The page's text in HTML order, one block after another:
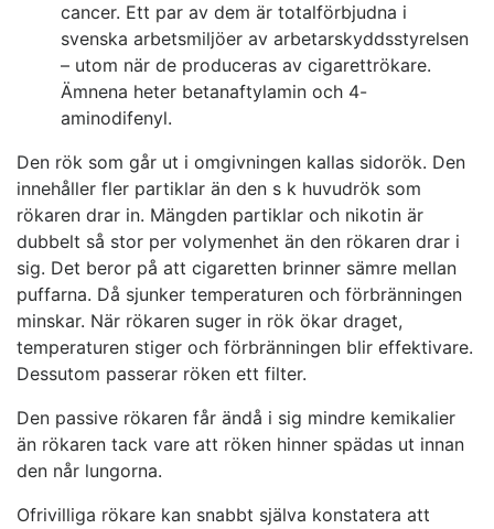
cancer. Ett par av dem är totalförbjudna i
svenska arbetsmiljöer av arbetarskyddsstyrelsen
– utom när de produceras av cigarettrökare.
Ämnena heter betanaftylamin och 4-
aminodifenyl.
Den rök som går ut i omgivningen kallas sidorök. Den
innehåller fler partiklar än den s k huvudrök som
rökaren drar in. Mängden partiklar och nikotin är
dubbelt så stor per volymenhet än den rökaren drar i
sig. Det beror på att cigaretten brinner sämre mellan
puffarna. Då sjunker temperaturen och förbränningen
minskar. När rökaren suger in rök ökar draget,
temperaturen stiger och förbränningen blir effektivare.
Dessutom passerar röken ett filter.
Den passive rökaren får ändå i sig mindre kemikalier
än rökaren tack vare att röken hinner spädas ut innan
den når lungorna.
Ofrivilliga rökare kan snabbt själva konstatera att